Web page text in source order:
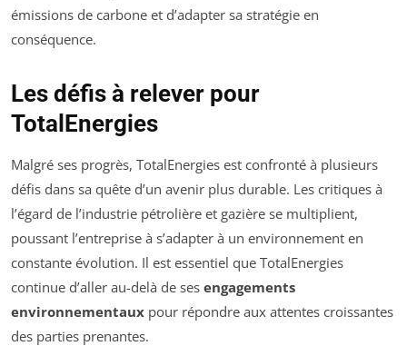
émissions de carbone et d’adapter sa stratégie en
conséquence.
Les défis à relever pour
TotalEnergies
Malgré ses progrès, TotalEnergies est confronté à plusieurs
défis dans sa quête d’un avenir plus durable. Les critiques à
l’égard de l’industrie pétrolière et gazière se multiplient,
poussant l’entreprise à s’adapter à un environnement en
constante évolution. Il est essentiel que TotalEnergies
continue d’aller au-delà de ses engagements
environnementaux pour répondre aux attentes croissantes
des parties prenantes.